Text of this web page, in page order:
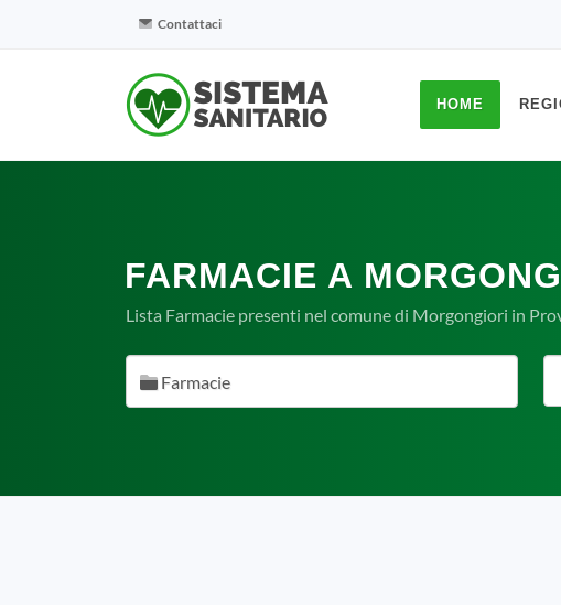
Contattaci
HOME
FARMACIE A
Lista Farmacie presenti nel comune di Morgongiori in
Farmacie